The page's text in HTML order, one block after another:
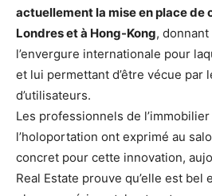
actuellement la mise en place de
Londres et à Hong-Kong, donnant
l’envergure internationale pour
et lui permettant d’être vécue par
d’utilisateurs.
Les professionnels de
l’holoportation ont exprimé au
concret pour cette innovation,
Real Estate prouve qu’elle est bel